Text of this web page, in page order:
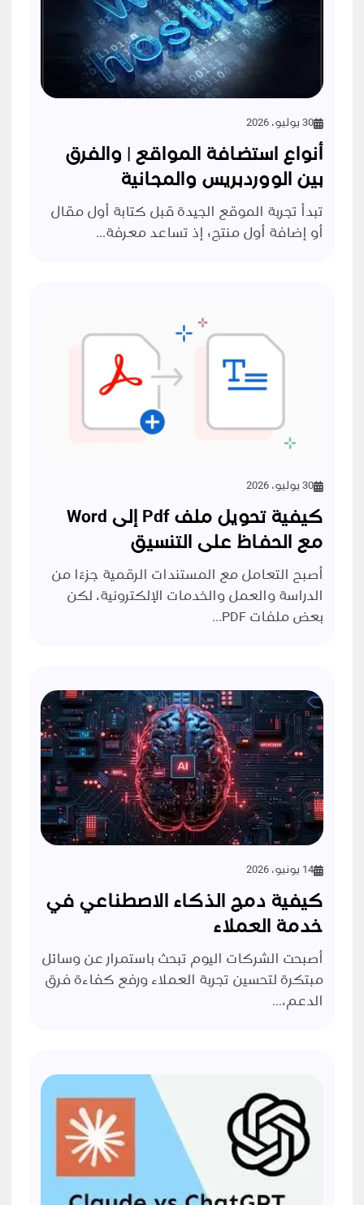
30 يوليو، 2026
أنواع استضافة المواقع | والفرق
بين الووردبريس والمجانية
تبدأ تجربة الموقع الجيدة قبل كتابة أول مقال
أو إضافة أول منتج؛ إذ تساعد معرفة...
30 يوليو، 2026
كيفية تحويل ملف Pdf إلى Word
مع الحفاظ على التنسيق
أصبح التعامل مع المستندات الرقمية جزءًا من
الدراسة والعمل والخدمات الإلكترونية، لكن
بعض ملفات PDF...
14 يونيو، 2026
كيفية دمج الذكاء الاصطناعي في
خدمة العملاء
أصبحت الشركات اليوم تبحث باستمرار عن وسائل
مبتكرة لتحسين تجربة العملاء ورفع كفاءة فرق
الدعم،...